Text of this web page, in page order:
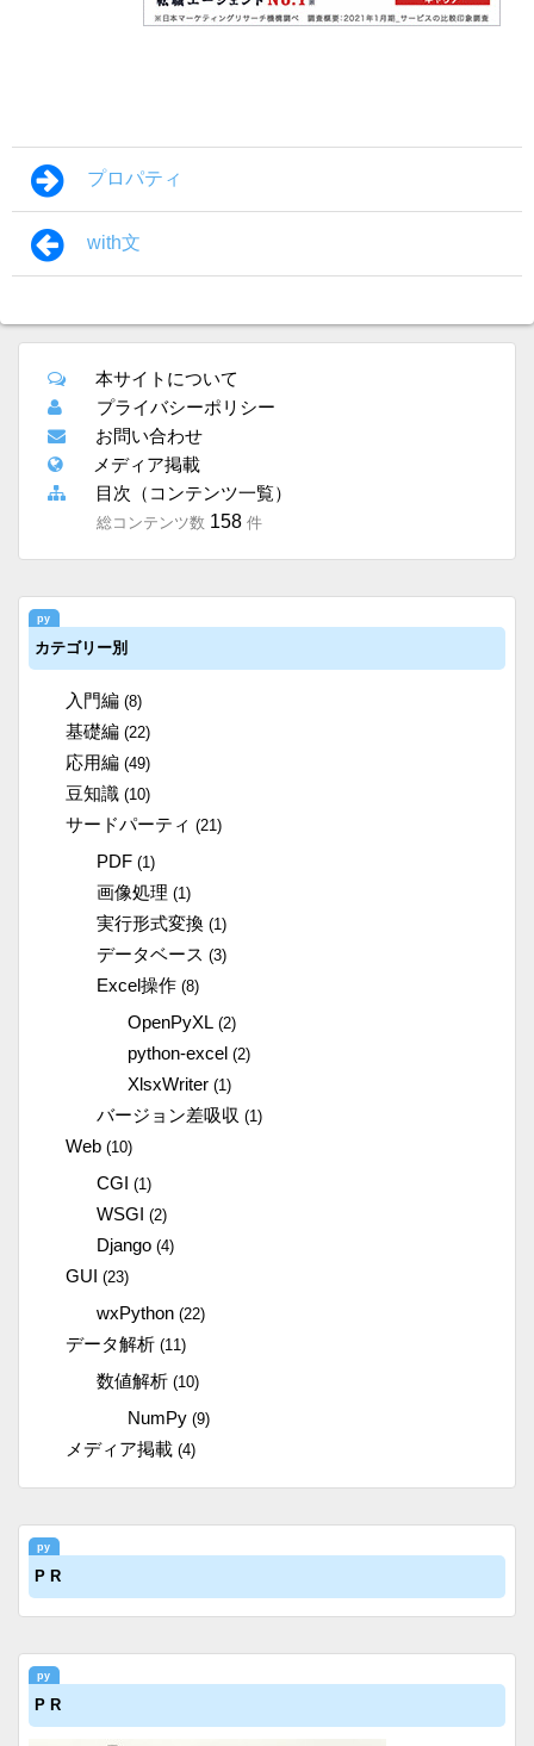
プロパティ
with文
本サイトについて
プライバシーポリシー
お問い合わせ
メディア掲載
目次（コンテンツ一覧）
総コンテンツ数 158 件
カテゴリー別
入門編 (8)
基礎編 (22)
応用編 (49)
豆知識 (10)
サードパーティ (21)
PDF (1)
画像処理 (1)
実行形式変換 (1)
データベース (3)
Excel操作 (8)
OpenPyXL (2)
python-excel (2)
XlsxWriter (1)
バージョン差吸収 (1)
Web (10)
CGI (1)
WSGI (2)
Django (4)
GUI (23)
wxPython (22)
データ解析 (11)
数値解析 (10)
NumPy (9)
メディア掲載 (4)
P R
P R